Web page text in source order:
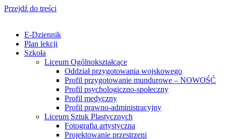
Przejdź do treści
E-Dziennik
Plan lekcji
Szkoła
Liceum Ogólnokształcące
Oddział przygotowania wojskowego
Profil przygotowanie mundurowe – NOWOŚĆ
Profil psychologiczno-społeczny
Profil medyczny
Profil prawno-administracyjny
Liceum Sztuk Plastycznych
Fotografia artystyczna
Projektowanie przestrzeni